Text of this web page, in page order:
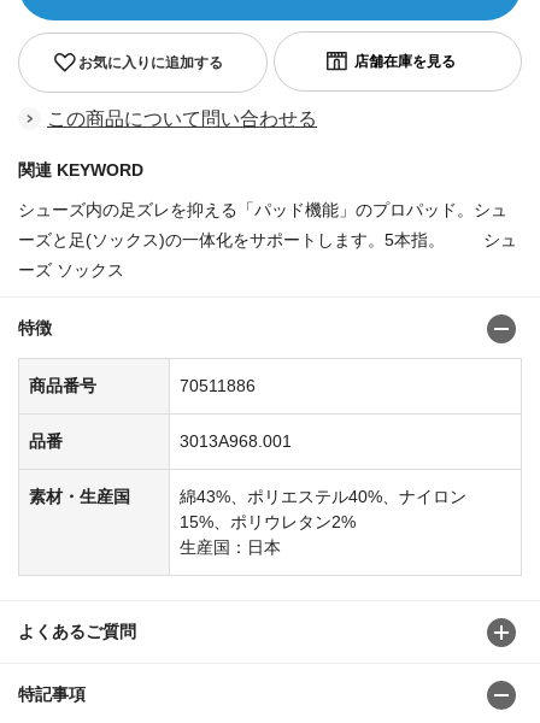
お気に入りに追加する
この商品について問い合わせる
関連 KEYWORD
シューズ内の足ズレを抑える「パッド機能」のプロパッド。シュ
ーズと足(ソックス)の一体化をサポートします。5本指。 シュ
ーズ ソックス
特徴
商品番号 70511886
品番 3013A968.001
素材・生産国
綿43%、ポリエステル40%、ナイロン
15%、ポリウレタン2%
生産国：日本
よくあるご質問
特記事項